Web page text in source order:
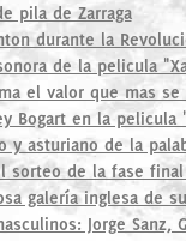
pila de Zarraga
durante la
de la pelicula
el valor que mas
Bogart en la pelicula
y asturiano de la
sorteo de la fase
galería inglesa de
Jorge Sanz,